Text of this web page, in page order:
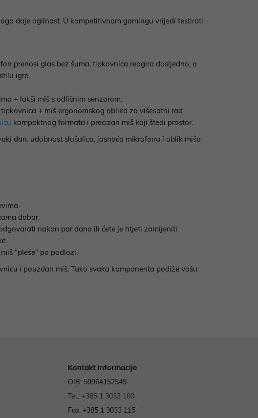
daje agilnost. U kompetitivnom gamingu vrijedi testirati
prenosi glas bez šuma, tipkovnica reagira dosljedno, a
igre.
+ lakši miš s odličnim senzorom.
+ miš ergonomskog oblika za višesatni rad.
kompaktnog formata i precizan miš koji štedi prostor.
dan: udobnost slušalica, jasnoća mikrofona i oblik miša
dobar.
nakon par dana ili ćete je htjeti zamijeniti.
“pleše” po podlozi.
i pouzdan miš. Tako svaka komponenta podiže vašu
Kontakt informacije
OIB: 59964152545
Tel.: +385 1 3033 100
Fax: +385 1 3033 115